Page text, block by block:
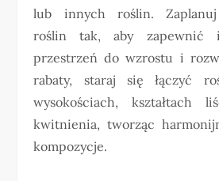
lub innych roślin. Zaplanuj
roślin tak, aby zapewnić
przestrzeń do wzrostu i
rabaty, staraj się łączyć
wysokościach, kształtach
kwitnienia, tworząc
kompozycje.